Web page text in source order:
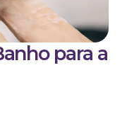
para a